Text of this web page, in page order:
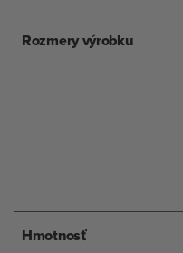
Rozmery výrobku
Hmotnosť